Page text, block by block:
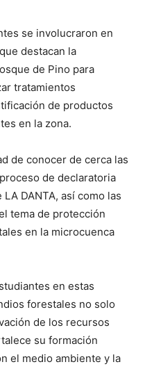
se involucraron en
destacan la
de Pino para
tratamientos
de productos
en la zona.
de conocer de cerca las
de declaratoria
DANTA, así como las
tema de protección
en la microcuenca
en estas
forestales no solo
de los recursos
su formación
el medio ambiente y la